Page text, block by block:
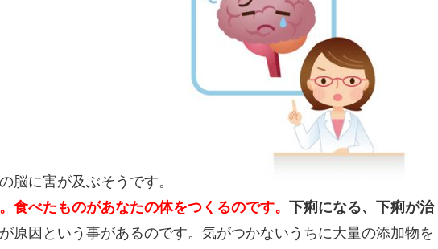
脳に害が及ぶそうです。
食べたものがあなたの体をつくるのです。 下痢になる、下痢が治
原因という事があるのです。気がつかないうちに大量の添加物を